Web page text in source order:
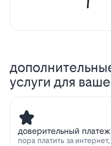
услуги для
доверительный платеж
пора платить за